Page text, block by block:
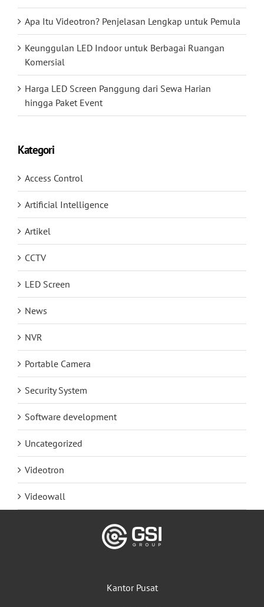
Apa Itu Videotron? Penjelasan Lengkap untuk Pemula
Keunggulan LED Indoor untuk Berbagai Ruangan
Komersial
Harga LED Screen Panggung dari Sewa Harian
hingga Paket Event
Kategori
Access Control
Artificial Intelligence
Artikel
CCTV
LED Screen
News
NVR
Portable Camera
Security System
Software development
Uncategorized
Videotron
Videowall
Kantor Pusat